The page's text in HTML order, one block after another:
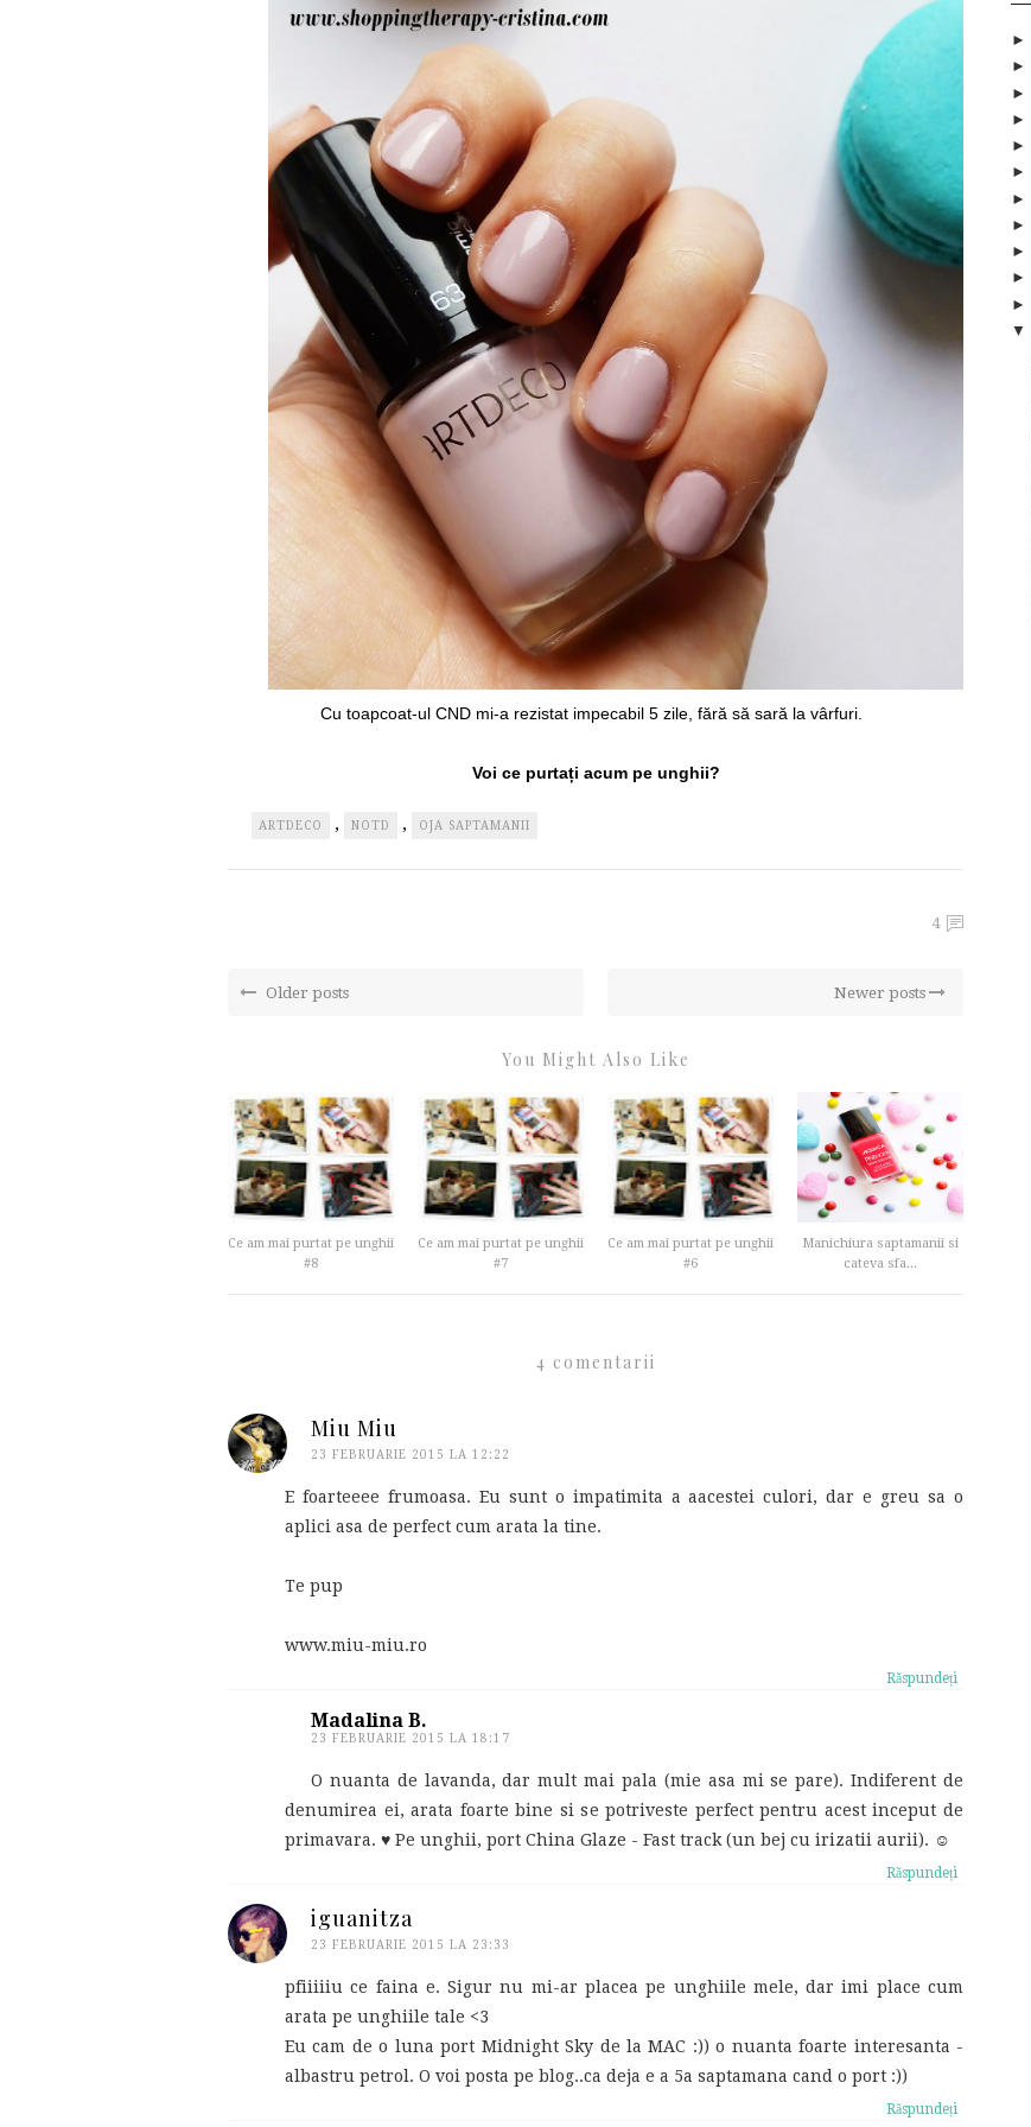
Cu toapcoat-ul CND mi-a rezistat impecabil 5 zile, fără să sară la vârfuri.
Voi ce purtați acum pe unghii?
ARTDECO , NOTD , OJA SAPTAMANII
4
Older posts Newer posts
You Might Also Like
Ce am mai purtat pe unghii
#8
Ce am mai purtat pe unghii
#7
Ce am mai purtat pe unghii
#6
Manichiura saptamanii si
cateva sfa...
4 comentarii
Miu Miu
23 FEBRUARIE 2015 LA 12:22
E foarteeee frumoasa. Eu sunt o impatimita a aacestei culori, dar e greu sa o
aplici asa de perfect cum arata la tine.
Te pup
www.miu-miu.ro
Răspundeți
Madalina B.
23 FEBRUARIE 2015 LA 18:17
O nuanta de lavanda, dar mult mai pala (mie asa mi se pare). Indiferent de
denumirea ei, arata foarte bine si se potriveste perfect pentru acest inceput de
primavara. ♥ Pe unghii, port China Glaze - Fast track (un bej cu irizatii aurii). ☺
Răspundeți
iguanitza
23 FEBRUARIE 2015 LA 23:33
pfiiiiiu ce faina e. Sigur nu mi-ar placea pe unghiile mele, dar imi place cum
arata pe unghiile tale <3
Eu cam de o luna port Midnight Sky de la MAC :)) o nuanta foarte interesanta -
albastru petrol. O voi posta pe blog..ca deja e a 5a saptamana cand o port :))
Răspundeți
►
►
►
►
►
►
►
►
►
►
►
▼